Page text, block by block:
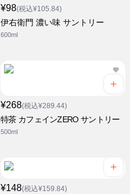
¥98(税込¥105.84)
伊右衛門 濃い味 サントリー
600ml
¥268(税込¥289.44)
特茶 カフェインZERO サントリー
500ml
¥148(税込¥159.84)